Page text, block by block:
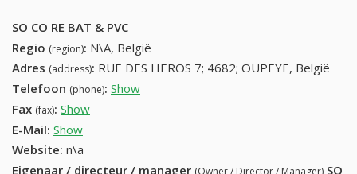
SO CO RE BAT & PVC
Regio (region): N\A, België
Adres (address): RUE DES HEROS 7; 4682; OUPEYE, België
Telefoon (phone): Show
Fax (fax): Show
E-Mail: Show
Website: n\a
Eigenaar / directeur / manager
SO